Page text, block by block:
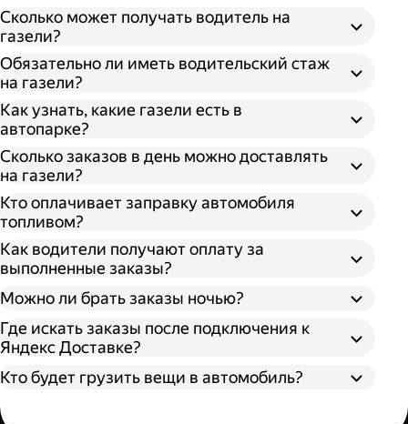
Сколько может получать водитель на
газели?
Обязательно ли иметь водительский стаж
на газели?
Как узнать, какие газели есть в
автопарке?
Сколько заказов в день можно доставлять
на газели?
Кто оплачивает заправку автомобиля
топливом?
Как водители получают оплату за
выполненные заказы?
Можно ли брать заказы ночью?
Где искать заказы после подключения к
Яндекс Доставке?
Кто будет грузить вещи в автомобиль?